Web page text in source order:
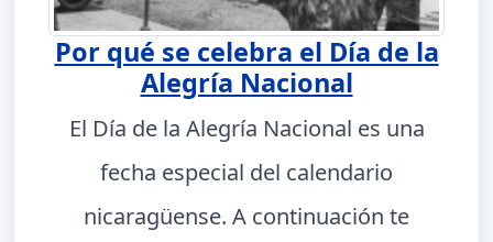
Por qué se celebra el Día de la
Alegría Nacional
El Día de la Alegría Nacional es una
fecha especial del calendario
nicaragüense. A continuación te